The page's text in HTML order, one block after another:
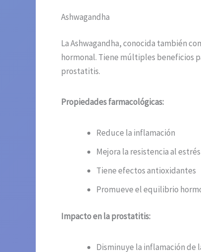
Ashwagandha
La Ashwagandha, conocida también
hormonal. Tiene múltiples beneficios
prostatitis.
Propiedades farmacológicas:
Reduce la inflamación
Mejora la resistencia al
Tiene efectos antioxidantes
Promueve el equilibrio
Impacto en la prostatitis:
Disminuye la inflamación de